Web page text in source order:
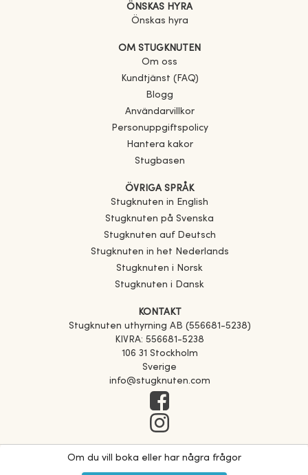
Om du vill boka eller har några frågor
ÖNSKAS HYRA
Önskas hyra
OM STUGKNUTEN
Om oss
Kundtjänst (FAQ)
Blogg
Användarvillkor
Personuppgiftspolicy
Hantera kakor
Stugbasen
ÖVRIGA SPRÅK
Stugknuten in English
Stugknuten på Svenska
Stugknuten auf Deutsch
Stugknuten in het Nederlands
Stugknuten i Norsk
Stugknuten i Dansk
KONTAKT
Stugknuten uthyrning AB (556681-5238)
KIVRA: 556681-5238
106 31 Stockholm
Sverige
info@stugknuten.com